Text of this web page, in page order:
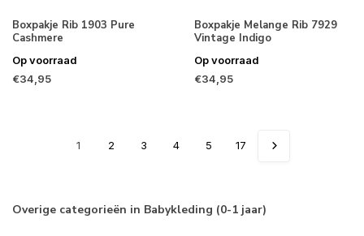
Boxpakje Rib 1903 Pure
Cashmere
Op voorraad
€34,95
Boxpakje Melange Rib 7929
Vintage Indigo
Op voorraad
€34,95
1 2 3 4 5 17
Overige categorieën in Babykleding (0-1 jaar)